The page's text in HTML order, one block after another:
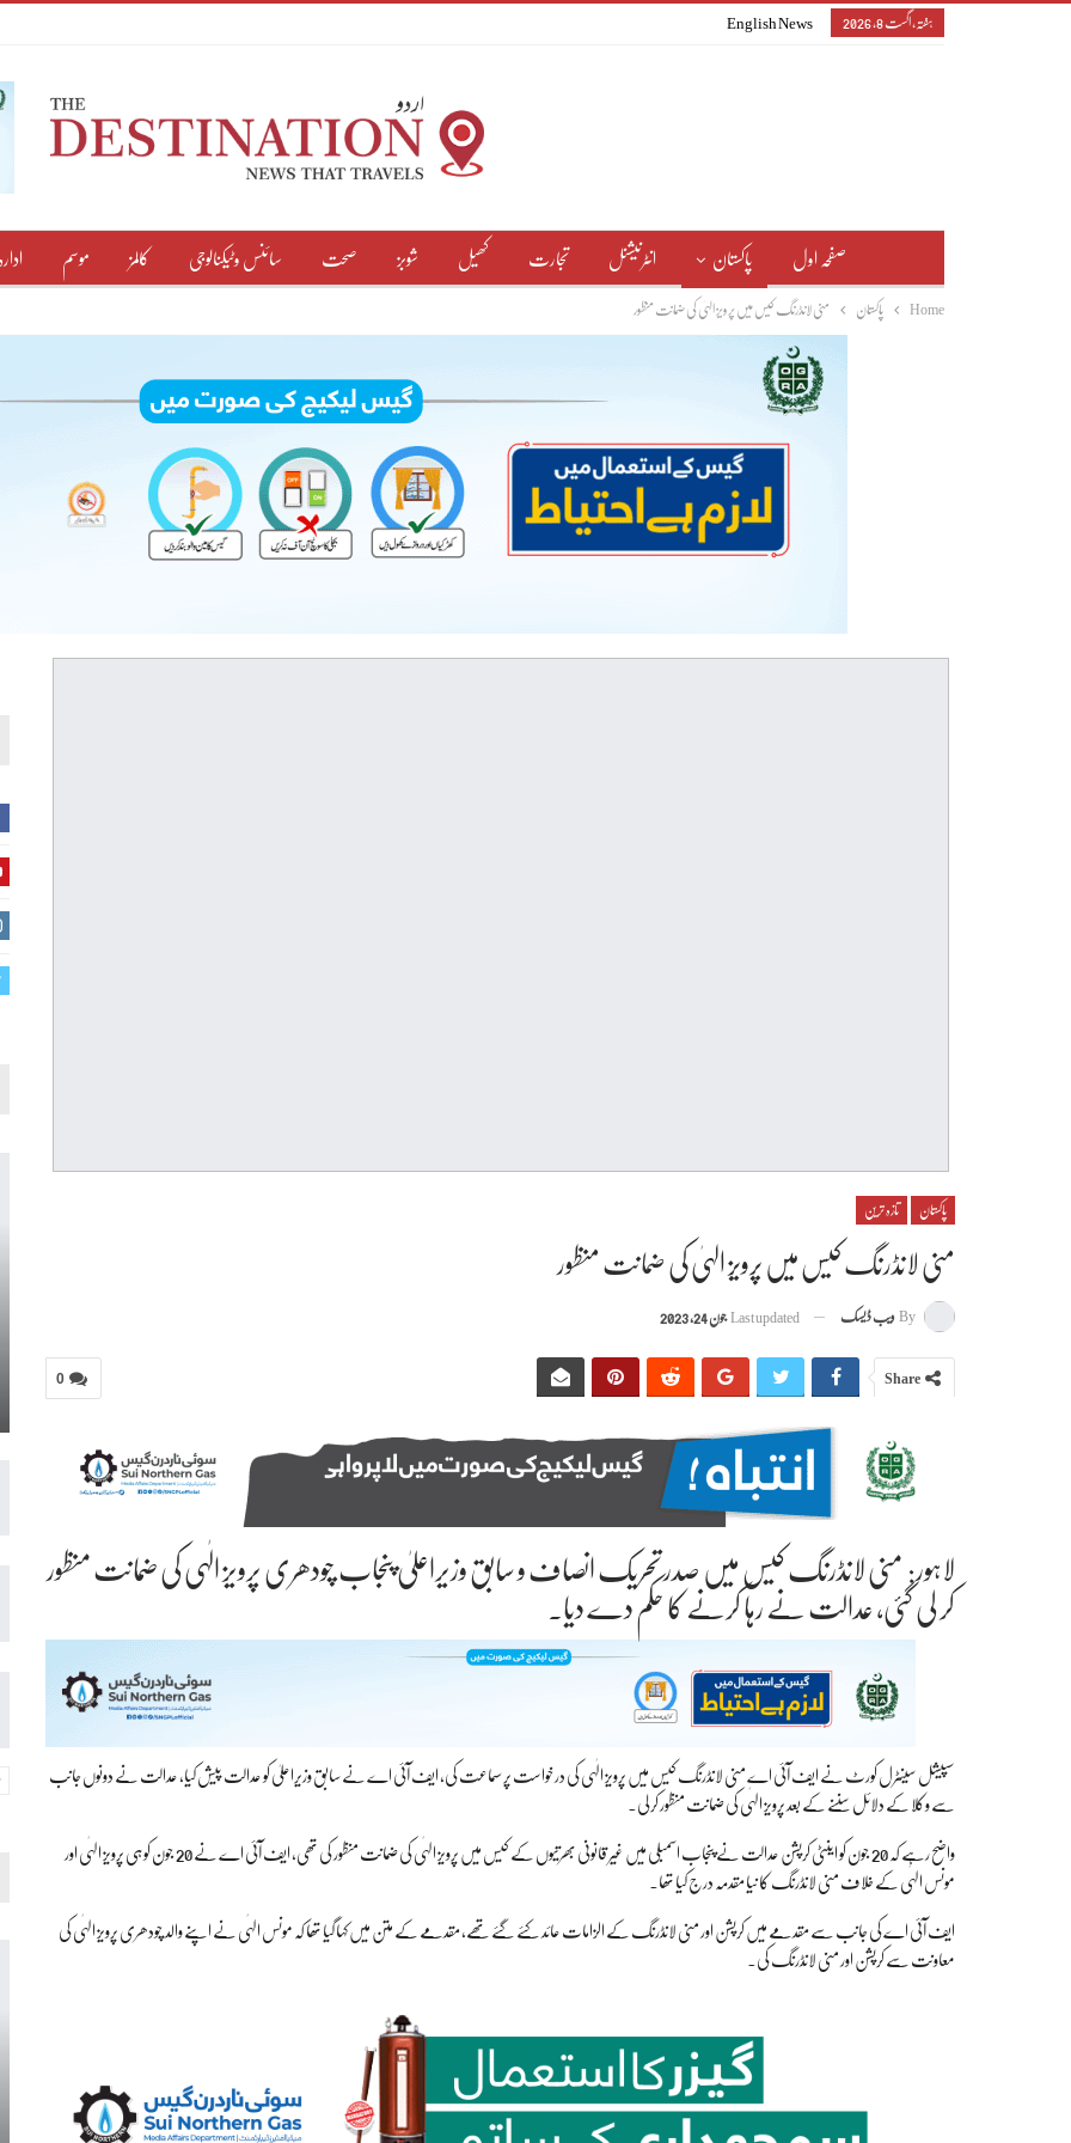
ہفتہ, اگست 8, 2026 English News
صفحہ اول پاکستان انٹرنیشنل تجارت کھیل شوبز صحت سائنس وٹیکنالوجی کالمز موسم ادارہ
Home پاکستان منی لانڈرنگ کیس میں پرویز الہیٰ کی ضمانت منظور
پاکستان تازہ ترین
منی لانڈرنگ کیس میں پرویز الہیٰ کی ضمانت منظور
By ویب ڈیسک Last updated جون 24, 2023
0 Share
لاہور: منی لانڈرنگ کیس میں صدر تحریک انصاف و سابق وزیراعلیٰ پنجاب چودھری پرویز الٰہی کی ضمانت منظور
کر لی گئی، عدالت نے رہا کرنے کا حکم دے دیا۔
سپیشل سینٹرل کورٹ نے ایف آئی اے منی لانڈرنگ کیس میں پرویز الٰہی کی درخواست پر سماعت کی، ایف آئی اے نے سابق وزیراعلیٰ کو عدالت پیش کیا، عدالت نے دونوں جانب
سے وکلا کے دلائل سننے کے بعد پرویز الہٰی کی ضمانت منظور کر لی۔
واضح رہے کہ 20 جون کو اینٹی کرپشن عدالت نے پنجاب اسمبلی میں غیر قانونی بھرتیوں کے کیس میں پرویز الہٰی کی ضمانت منظور کی تھی، ایف آئی اے نے 20 جون کو ہی پرویز الہٰی اور
مونس الہٰی کے خلاف منی لانڈرنگ کا نیا مقدمہ درج کیا تھا۔
ایف آئی اے کی جانب سے مقدمے میں کرپشن اور منی لانڈرنگ کے الزامات عائد کئے گئے تھے، مقدمے کے متن میں کہا گیا تھا کہ مونس الہٰی نے اپنے والد چودھری پرویز الہٰی کی
معاونت سے کرپشن اور منی لانڈرنگ کی۔